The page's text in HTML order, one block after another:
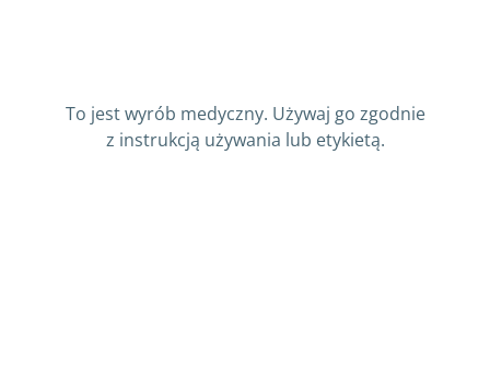
To jest wyrób medyczny. Używaj go zgodnie
z instrukcją używania lub etykietą.